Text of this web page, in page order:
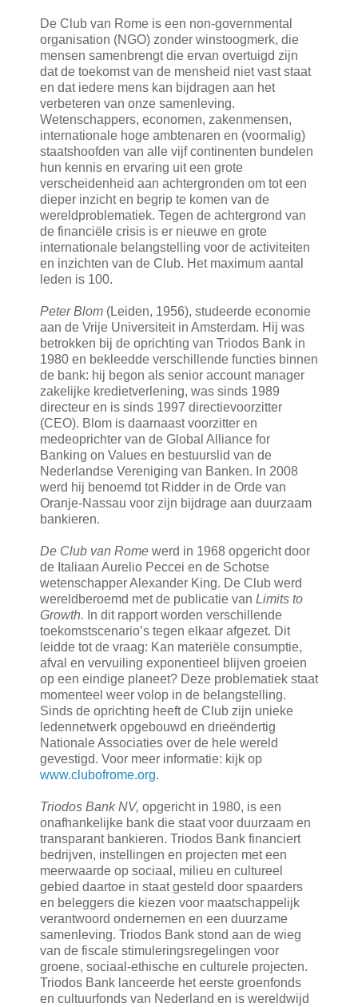
De Club van Rome is een non-governmental
organisation (NGO) zonder winstoogmerk, die
mensen samenbrengt die ervan overtuigd zijn
dat de toekomst van de mensheid niet vast staat
en dat iedere mens kan bijdragen aan het
verbeteren van onze samenleving.
Wetenschappers, economen, zakenmensen,
internationale hoge ambtenaren en (voormalig)
staatshoofden van alle vijf continenten bundelen
hun kennis en ervaring uit een grote
verscheidenheid aan achtergronden om tot een
dieper inzicht en begrip te komen van de
wereldproblematiek. Tegen de achtergrond van
de financiële crisis is er nieuwe en grote
internationale belangstelling voor de activiteiten
en inzichten van de Club. Het maximum aantal
leden is 100.
Peter Blom (Leiden, 1956), studeerde economie
aan de Vrije Universiteit in Amsterdam. Hij was
betrokken bij de oprichting van Triodos Bank in
1980 en bekleedde verschillende functies binnen
de bank: hij begon als senior account manager
zakelijke kredietverlening, was sinds 1989
directeur en is sinds 1997 directievoorzitter
(CEO). Blom is daarnaast voorzitter en
medeoprichter van de Global Alliance for
Banking on Values en bestuurslid van de
Nederlandse Vereniging van Banken. In 2008
werd hij benoemd tot Ridder in de Orde van
Oranje-Nassau voor zijn bijdrage aan duurzaam
bankieren.
De Club van Rome werd in 1968 opgericht door
de Italiaan Aurelio Peccei en de Schotse
wetenschapper Alexander King. De Club werd
wereldberoemd met de publicatie van Limits to
Growth. In dit rapport worden verschillende
toekomstscenario’s tegen elkaar afgezet. Dit
leidde tot de vraag: Kan materiële consumptie,
afval en vervuiling exponentieel blijven groeien
op een eindige planeet? Deze problematiek staat
momenteel weer volop in de belangstelling.
Sinds de oprichting heeft de Club zijn unieke
ledennetwerk opgebouwd en drieëndertig
Nationale Associaties over de hele wereld
gevestigd. Voor meer informatie: kijk op
www.clubofrome.org.
Triodos Bank NV, opgericht in 1980, is een
onafhankelijke bank die staat voor duurzaam en
transparant bankieren. Triodos Bank financiert
bedrijven, instellingen en projecten met een
meerwaarde op sociaal, milieu en cultureel
gebied daartoe in staat gesteld door spaarders
en beleggers die kiezen voor maatschappelijk
verantwoord ondernemen en een duurzame
samenleving. Triodos Bank stond aan de wieg
van de fiscale stimuleringsregelingen voor
groene, sociaal-ethische en culturele projecten.
Triodos Bank lanceerde het eerste groenfonds
en cultuurfonds van Nederland en is wereldwijd